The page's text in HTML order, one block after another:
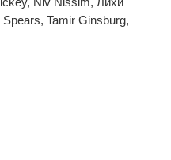
Tamir Ginsburg,